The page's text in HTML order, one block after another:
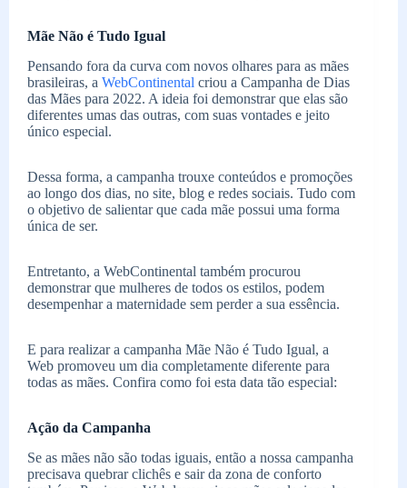
Mãe Não é Tudo Igual
Pensando fora da curva com novos olhares para as mães
brasileiras, a WebContinental criou a Campanha de Dias
das Mães para 2022. A ideia foi demonstrar que elas são
diferentes umas das outras, com suas vontades e jeito
único especial.
Dessa forma, a campanha trouxe conteúdos e promoções
ao longo dos dias, no site, blog e redes sociais. Tudo com
o objetivo de salientar que cada mãe possui uma forma
única de ser.
Entretanto, a WebContinental também procurou
demonstrar que mulheres de todos os estilos, podem
desempenhar a maternidade sem perder a sua essência.
E para realizar a campanha Mãe Não é Tudo Igual, a
Web promoveu um dia completamente diferente para
todas as mães. Confira como foi esta data tão especial:
Ação da Campanha
Se as mães não são todas iguais, então a nossa campanha
precisava quebrar clichês e sair da zona de conforto